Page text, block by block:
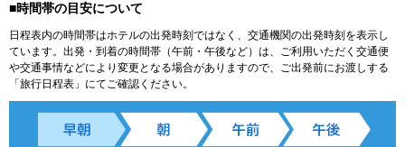
■時間帯の目安について
日程表内の時間帯はホテルの出発時刻ではなく、交通機関の出発時刻を表示し
ています。出発・到着の時間帯（午前・午後など）は、ご利用いただく交通便
や交通事情などにより変更となる場合がありますので、ご出発前にお渡しする
「旅行日程表」にてご確認ください。